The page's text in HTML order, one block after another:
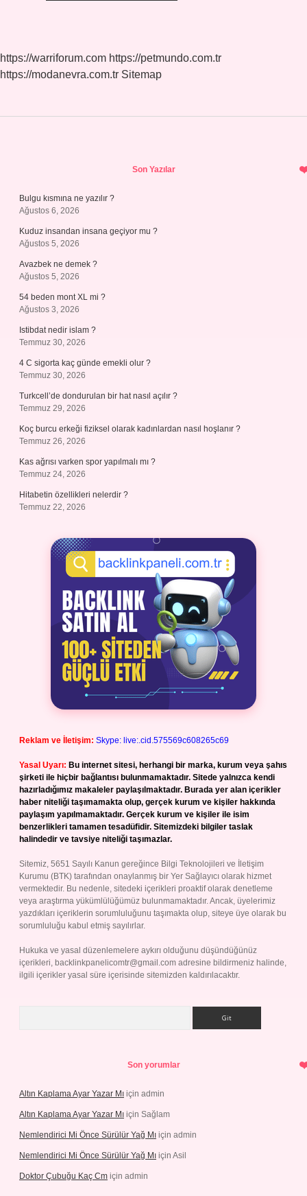
https://warriforum.com https://petmundo.com.tr
https://modanevra.com.tr Sitemap
Son Yazılar
Bulgu kısmına ne yazılır ?
Ağustos 6, 2026
Kuduz insandan insana geçiyor mu ?
Ağustos 5, 2026
Avazbek ne demek ?
Ağustos 5, 2026
54 beden mont XL mi ?
Ağustos 3, 2026
Istibdat nedir islam ?
Temmuz 30, 2026
4 C sigorta kaç günde emekli olur ?
Temmuz 30, 2026
Turkcell’de dondurulan bir hat nasıl açılır ?
Temmuz 29, 2026
Koç burcu erkeği fiziksel olarak kadınlardan nasıl hoşlanır ?
Temmuz 26, 2026
Kas ağrısı varken spor yapılmalı mı ?
Temmuz 24, 2026
Hitabetin özellikleri nelerdir ?
Temmuz 22, 2026
Reklam ve İletişim: Skype: live:.cid.575569c608265c69
Yasal Uyarı: Bu internet sitesi, herhangi bir marka, kurum veya şahıs
şirketi ile hiçbir bağlantısı bulunmamaktadır. Sitede yalnızca kendi
hazırladığımız makaleler paylaşılmaktadır. Burada yer alan içerikler
haber niteliği taşımamakta olup, gerçek kurum ve kişiler hakkında
paylaşım yapılmamaktadır. Gerçek kurum ve kişiler ile isim
benzerlikleri tamamen tesadüfidir. Sitemizdeki bilgiler taslak
halindedir ve tavsiye niteliği taşımazlar.
Sitemiz, 5651 Sayılı Kanun gereğince Bilgi Teknolojileri ve İletişim
Kurumu (BTK) tarafından onaylanmış bir Yer Sağlayıcı olarak hizmet
vermektedir. Bu nedenle, sitedeki içerikleri proaktif olarak denetleme
veya araştırma yükümlülüğümüz bulunmamaktadır. Ancak, üyelerimiz
yazdıkları içeriklerin sorumluluğunu taşımakta olup, siteye üye olarak bu
sorumluluğu kabul etmiş sayılırlar.
Hukuka ve yasal düzenlemelere aykırı olduğunu düşündüğünüz
içerikleri, backlinkpanelicomtr@gmail.com adresine bildirmeniz halinde,
ilgili içerikler yasal süre içerisinde sitemizden kaldırılacaktır.
Son yorumlar
Altın Kaplama Ayar Yazar Mı için admin
Altın Kaplama Ayar Yazar Mı için Sağlam
Nemlendirici Mi Önce Sürülür Yağ Mı için admin
Nemlendirici Mi Önce Sürülür Yağ Mı için Asil
Doktor Çubuğu Kaç Cm için admin